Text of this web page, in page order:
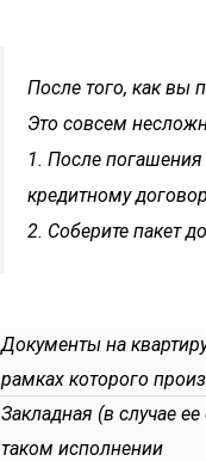
После того, как вы
Это совсем
1. После погашения
кредитному
2. Соберите пакет
Документы на
рамках которого
Закладная (в случае
таком исполнении